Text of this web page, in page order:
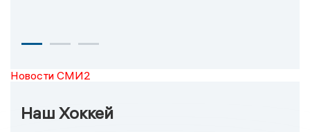
Новости СМИ2
Наш Хоккей